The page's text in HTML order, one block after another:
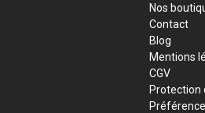
Nos
Contact
Blog
Mentions
CGV
Protection